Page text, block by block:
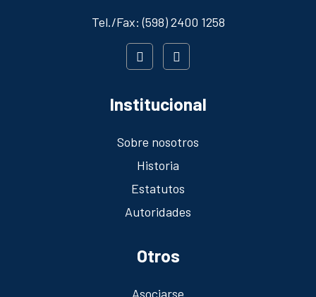
Tel./Fax: (598) 2400 1258
Institucional
Sobre nosotros
Historia
Estatutos
Autoridades
Otros
Asociarse